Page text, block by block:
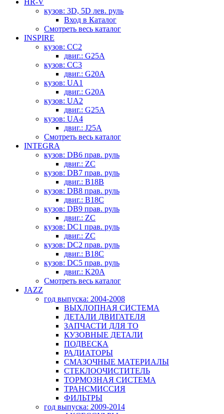
HR-V
кузов: 3D, 5D лев. руль
Вход в Каталог
Смотреть весь каталог
INSPIRE
кузов: CC2
двиг.: G25A
кузов: CC3
двиг.: G20A
кузов: UA1
двиг.: G20A
кузов: UA2
двиг.: G25A
кузов: UA4
двиг.: J25A
Смотреть весь каталог
INTEGRA
кузов: DB6 прав. руль
двиг.: ZC
кузов: DB7 прав. руль
двиг.: B18B
кузов: DB8 прав. руль
двиг.: B18C
кузов: DB9 прав. руль
двиг.: ZC
кузов: DC1 прав. руль
двиг.: ZC
кузов: DC2 прав. руль
двиг.: B18C
кузов: DC5 прав. руль
двиг.: K20A
Смотреть весь каталог
JAZZ
год выпуска: 2004-2008
ВЫХЛОПНАЯ СИСТЕМА
ДЕТАЛИ ДВИГАТЕЛЯ
ЗАПЧАСТИ ДЛЯ ТО
КУЗОВНЫЕ ДЕТАЛИ
ПОДВЕСКА
РАДИАТОРЫ
СМАЗОЧНЫЕ МАТЕРИАЛЫ
СТЕКЛООЧИСТИТЕЛЬ
ТОРМОЗНАЯ СИСТЕМА
ТРАНСМИССИЯ
ФИЛЬТРЫ
год выпуска: 2009-2014